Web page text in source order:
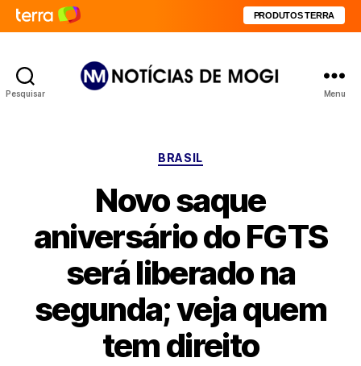
PRODUTOS TERRA
Pesquisar Menu
Categorias
BRASIL
Novo saque
aniversário do FGTS
será liberado na
segunda; veja quem
tem direito